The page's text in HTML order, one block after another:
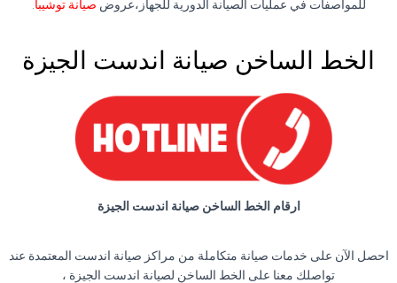
للمواصفات في عمليات الصيانة الدورية للجهاز،عروض صيانة توشيبا
الخط الساخن صيانة اندست الجيزة
ارقام الخط الساخن صيانة اندست الجيزة
احصل الآن على خدمات صيانة متكاملة من مراكز صيانة اندست المعتمدة عند
تواصلك معنا على الخط الساخن لصيانة اندست الجيزة ،